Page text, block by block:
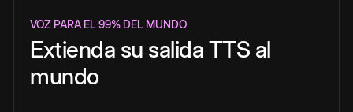
VOZ PARA EL 99% DEL MUNDO
Extienda su salida TTS al
mundo